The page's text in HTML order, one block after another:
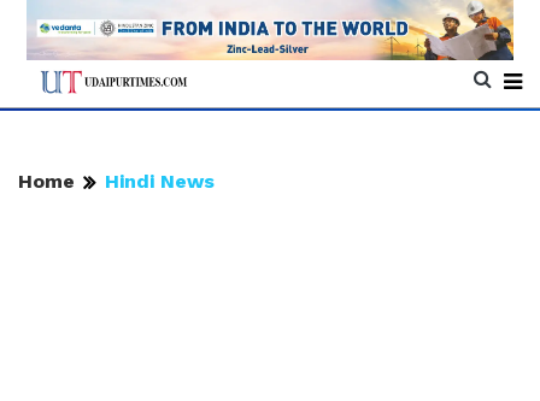
Home Hindi News